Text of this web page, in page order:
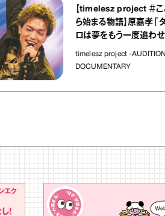
【timelesz project ＃ここか
ら始まる物語】原嘉孝「タイプ
ロは夢をもう一度追わせてく
れた場所」
timelesz project -AUDITION-
DOCUMENTARY